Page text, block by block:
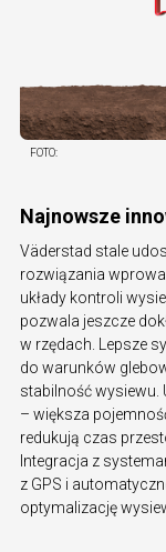
FOTO:
Najnowsze
Väderstad stale
rozwiązania
układy kontroli
pozwala jeszcze
w rzędach. Lepsze
do warunków
stabilność wysiewu.
– większa
redukują czas
Integracja z
z GPS i
optymalizację